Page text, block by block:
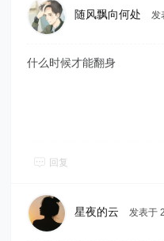
随风飘向何处 发
什么时候才能翻身
回复
星夜的云 发表于